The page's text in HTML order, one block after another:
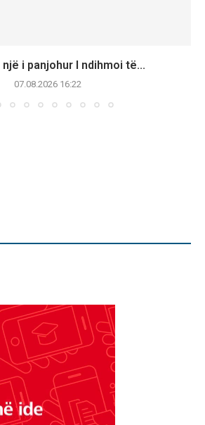
një i panjohur I ndihmoi të...
07.08.2026 16:22